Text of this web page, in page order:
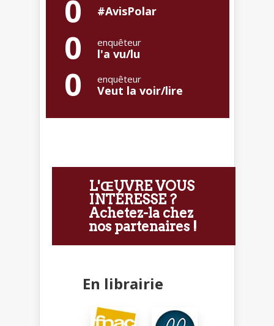
0 #AvisPolar
0 enquêteur
l'a vu/lu
0 enquêteur
Veut la voir/lire
L'ŒUVRE VOUS
INTÉRESSE ?
Achetez-la chez
nos partenaires !
En librairie